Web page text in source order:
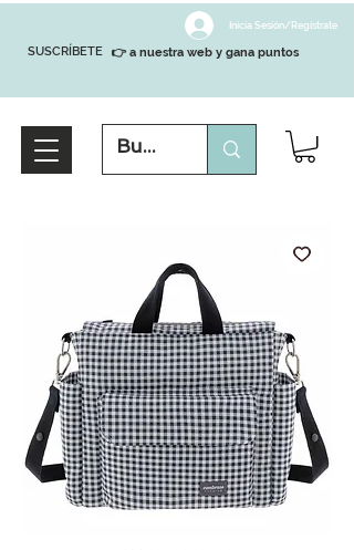
SUSCRÍBETE
Inicia Sesión/Regístrate
👉 a nuestra web y gana puntos